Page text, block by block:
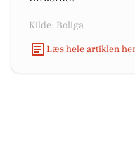
Kilde: Boliga
Læs hele artiklen